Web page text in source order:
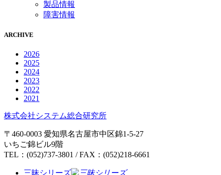
製品情報
障害情報
ARCHIVE
2026
2025
2024
2023
2022
2021
株式会社システム総合研究所
〒460-0003 愛知県名古屋市中区錦1-5-27
いちご錦ビル9階
TEL：(052)737-3801 / FAX：(052)218-6661
三昧シリーズ